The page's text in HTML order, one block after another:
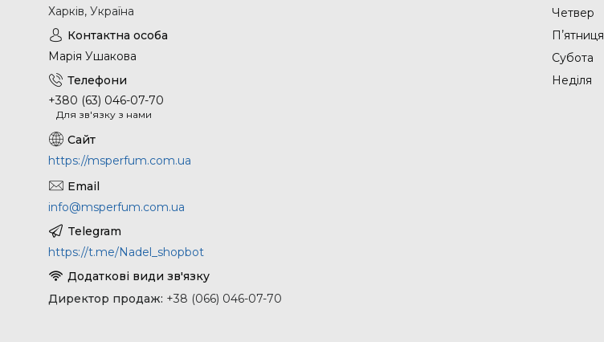
Харків, Україна
Марія Ушакова
+380 (63) 046-07-70
Для зв'язку з нами
https://msperfum.com.ua
info@msperfum.com.ua
https://t.me/Nadel_shopbot
Директор продаж +38 (066) 046-07-70
Четвер
Пʼятниця
Субота
Неділя